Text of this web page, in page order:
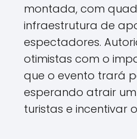
montada, com
infraestrutura de
espectadores.
otimistas com o
que o evento trará
esperando atrair
turistas e incentivar